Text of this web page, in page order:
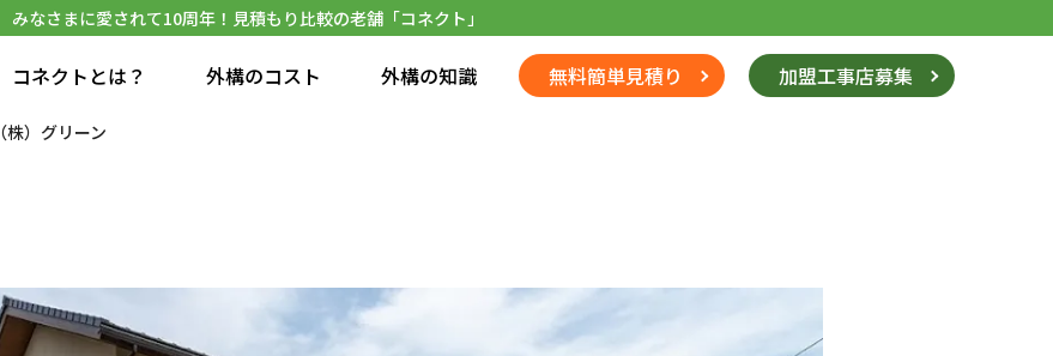
みなさまに愛されて10周年！見積もり比較の老舗「コネクト」
コネクトとは？ 外構のコスト 外構の知識 無料簡単見積り 加盟工事店募集
（株）グリーン